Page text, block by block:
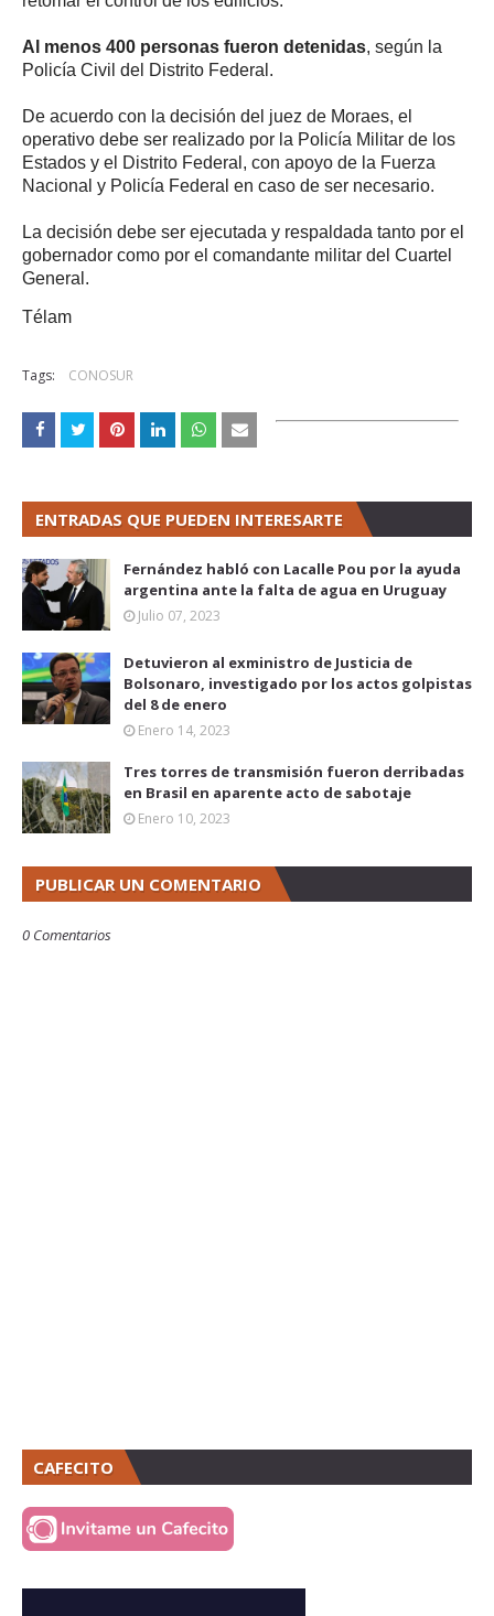
Al menos 400 personas fueron detenidas, según la
Policía Civil del Distrito Federal.
De acuerdo con la decisión del juez de Moraes, el
operativo debe ser realizado por la Policía Militar de los
Estados y el Distrito Federal, con apoyo de la Fuerza
Nacional y Policía Federal en caso de ser necesario.
La decisión debe ser ejecutada y respaldada tanto por el
gobernador como por el comandante militar del Cuartel
General.
Télam
Tags: CONOSUR
ENTRADAS QUE PUEDEN INTERESARTE
Fernández habló con Lacalle Pou por la ayuda
argentina ante la falta de agua en Uruguay
Julio 07, 2023
Detuvieron al exministro de Justicia de
Bolsonaro, investigado por los actos golpistas
del 8 de enero
Enero 14, 2023
Tres torres de transmisión fueron derribadas
en Brasil en aparente acto de sabotaje
Enero 10, 2023
PUBLICAR UN COMENTARIO
0 Comentarios
CAFECITO